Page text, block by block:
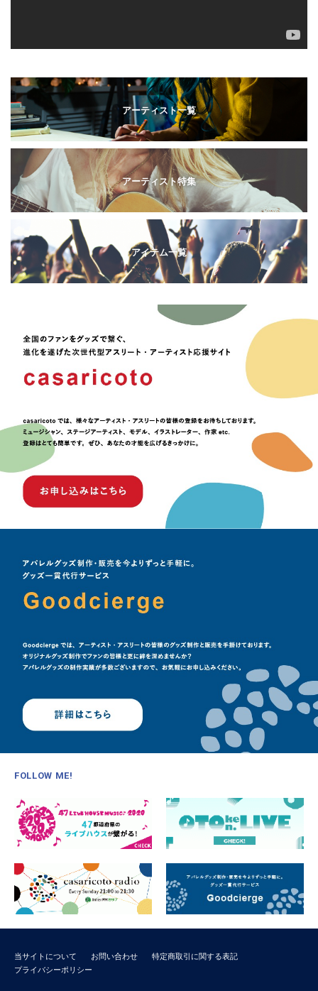
アーティスト一覧
アーティスト特集
アイテム一覧
FOLLOW ME!
当サイトについて お問い合わせ
特定商取引に関する表記
プライバシーポリシー